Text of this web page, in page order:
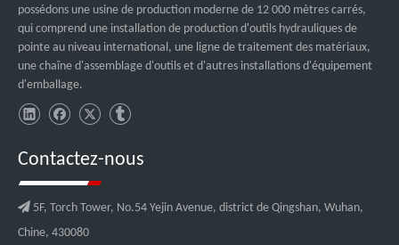
possédons une usine de production moderne de 12 000 mètres carrés,
qui comprend une installation de production d'outils hydrauliques de
pointe au niveau international, une ligne de traitement des matériaux,
une chaîne d'assemblage d'outils et d'autres installations d'équipement
d'emballage.
Contactez-nous
 5F, Torch Tower, No.54 Yejin Avenue, district de Qingshan, Wuhan,
Chine, 430080